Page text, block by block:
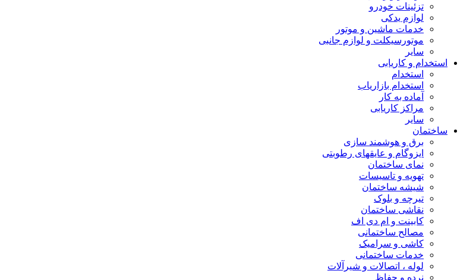
تزئینات خودرو
لوازم یدکی
خدمات ماشین و موتور
موتورسیکلت و لوازم جانبی
سایر
استخدام و کاریابی
استخدام
استخدام بازاریاب
آماده به کار
مراکز کاریابی
سایر
ساختمان
برق و هوشمند سازی
ایزوگام و عایقهای رطوبتی
نمای ساختمان
تهویه و تاسیسات
شیشه ساختمان
تیرچه و بلوک
نقاشی ساختمان
کابینت و ام دی اف
مصالح ساختمانی
کاشی و سرامیک
خدمات ساختمانی
لوله ، اتصالات و شیرآلات
نرده و حفاظ